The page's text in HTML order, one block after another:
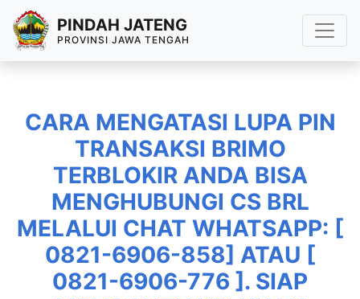
PINDAH JATENG
PROVINSI JAWA TENGAH
CARA MENGATASI LUPA PIN
TRANSAKSI BRIMO
TERBLOKIR ANDA BISA
MENGHUBUNGI CS BRL
MELALUI CHAT WHATSAPP: [
0821-6906-858] ATAU [
0821-6906-776 ]. SIAP